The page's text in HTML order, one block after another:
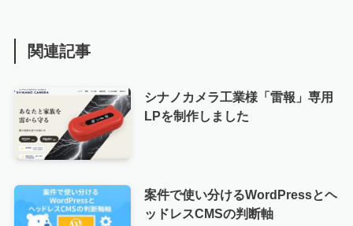
関連記事
シナノカメラ工業様「雷報」専用
LPを制作しました
案件で使い分けるWordPressとヘ
ッドレスCMSの判断軸